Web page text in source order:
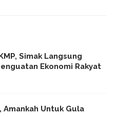
Simak Langsung
Ekonomi Rakyat
Amankah Untuk Gula